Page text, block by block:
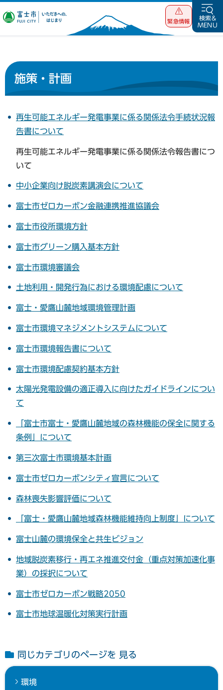
富士市 いただ
緊急情報
検索&
MENU
施策・計画
再生可能エネルギー発電事業に係る関係法令手続状況報
告書について
再生可能エネルギー発電事業に係る関係法令報告書につ
いて
中小企業向け脱炭素講演会について
富士市ゼロカーボン金融連携推進協議会
富士市役所環境方針
富士市グリーン購入基本方針
富士市環境審議会
土地利用・開発行為における環境配慮について
富士・愛鷹山麓地域環境管理計画
富士市環境マネジメントシステムについて
富士市環境報告書について
富士市環境配慮契約基本方針
太陽光発電設備の適正導入に向けたガイドラインについ
て
「富士市富士・愛鷹山麓地域の森林機能の保全に関する
条例」について
第三次富士市環境基本計画
富士市ゼロカーボンシティ宣言について
森林喪失影響評価について
「富士・愛鷹山麓地域森林機能維持向上制度」について
富士山麓の環境保全と共生ビジョン
地域脱炭素移行・再エネ推進交付金（重点対策加速化事
業）の採択について
富士市ゼロカーボン戦略2050
富士市地球温暖化対策実行計画
同じカテゴリのページを 見る
環境